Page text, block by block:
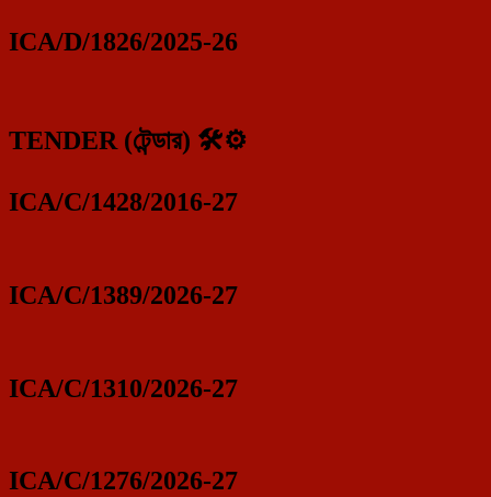
ICA/D/1826/2025-26
TENDER (টেন্ডার) 🛠️⚙️
ICA/C/1428/2016-27
ICA/C/1389/2026-27
ICA/C/1310/2026-27
ICA/C/1276/2026-27